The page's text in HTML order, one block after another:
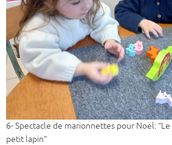
6- Spectacle de marionnettes pour Noël:
petit lapin”